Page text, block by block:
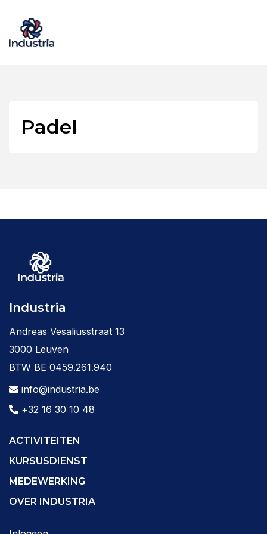
Padel
Industria
Andreas Vesaliusstraat 13
3000 Leuven
BTW BE 0459.261.940
info@industria.be
+32 16 30 10 48
ACTIVITEITEN
KURSUSDIENST
MEDEWERKING
OVER INDUSTRIA